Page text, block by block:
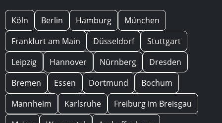
Köln Berlin Hamburg
München
Frankfurt am Main
Düsseldorf
Stuttgart
Leipzig
Hannover Nürnberg
Dresden
Bremen
Essen Dortmund
Bochum
Mannheim
Karlsruhe
Freiburg im Breisgau